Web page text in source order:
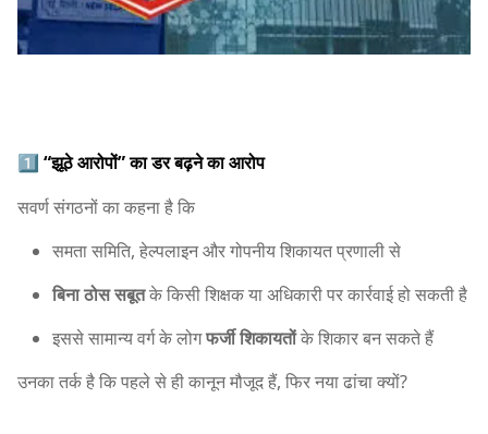
1️⃣ “झूठे आरोपों” का डर बढ़ने का आरोप
सवर्ण संगठनों का कहना है कि
समता समिति, हेल्पलाइन और गोपनीय शिकायत प्रणाली से
बिना ठोस सबूतके किसी शिक्षक या अधिकारी पर कार्रवाई हो सकती है
इससे सामान्य वर्ग के लोगफर्जी शिकायतोंके शिकार बन सकते हैं
उनका तर्क है कि पहले से ही कानून मौजूद हैं, फिर नया ढांचा क्यों?